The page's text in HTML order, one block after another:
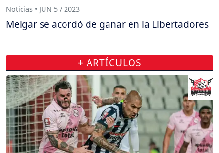
Noticias • JUN 5 / 2023
Melgar se acordó de ganar en la Libertadores
+ ARTÍCULOS